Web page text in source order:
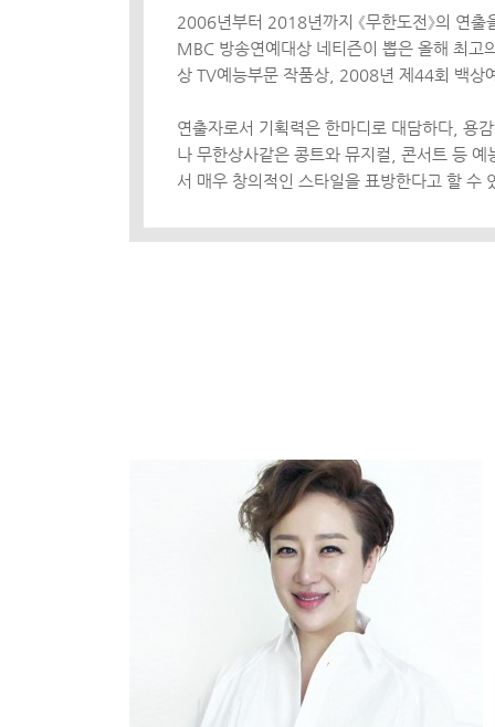
2006년부터 2018년까지 《무한도전》의 연
MBC 방송연예대상 네티즌이 뽑은 올해 최
상 TV예능부문 작품상, 2008년 제44회 백상
연출자로서 기획력은 한마디로 대담하다, 용
나 무한상사같은 콩트와 뮤지컬, 콘서트 등
서 매우 창의적인 스타일을 표방한다고 할 수